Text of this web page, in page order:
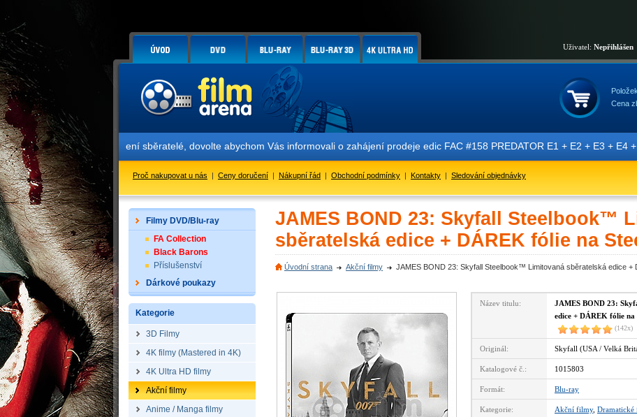
Uživatel: Nepřihlášen
Cena
Vážení sběratelé, dovolte abychom Vás informovali o zahájení prodeje edic FAC #158 PREDATOR E1 + E2 + E3 + E4 + E5
Proč nakupovat u nás | Ceny doručení | Nákupní řád | Obchodní podmínky | Kontakty | Sledování objednávky
Filmy DVD/Blu-ray
FA Collection
Black Barons
Příslušenství
Dárkové poukazy
Kategorie
3D Filmy
4K filmy (Mastered in 4K)
4K Ultra HD filmy
Akční filmy
Anime / Manga filmy
JAMES BOND 23: Skyfall Steelbook™
sběratelská edice + DÁREK fólie na
Úvodní strana Akční filmy JAMES BOND 23: Skyfall Steelbook™ Limitovaná sběratelská edice
Název titulu:
JAMES BOND 23:
edice + DÁREK fólie
(142x)
Originál: Skyfall (USA / Velká
Katalogové č.: 1015803
Formát: Blu-ray
Kategorie: Akční filmy, Dramatické